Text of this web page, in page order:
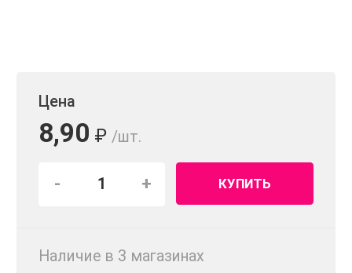
Цена
8,90 ₽ /шт.
- + КУПИТЬ
Наличие в 3 магазинах